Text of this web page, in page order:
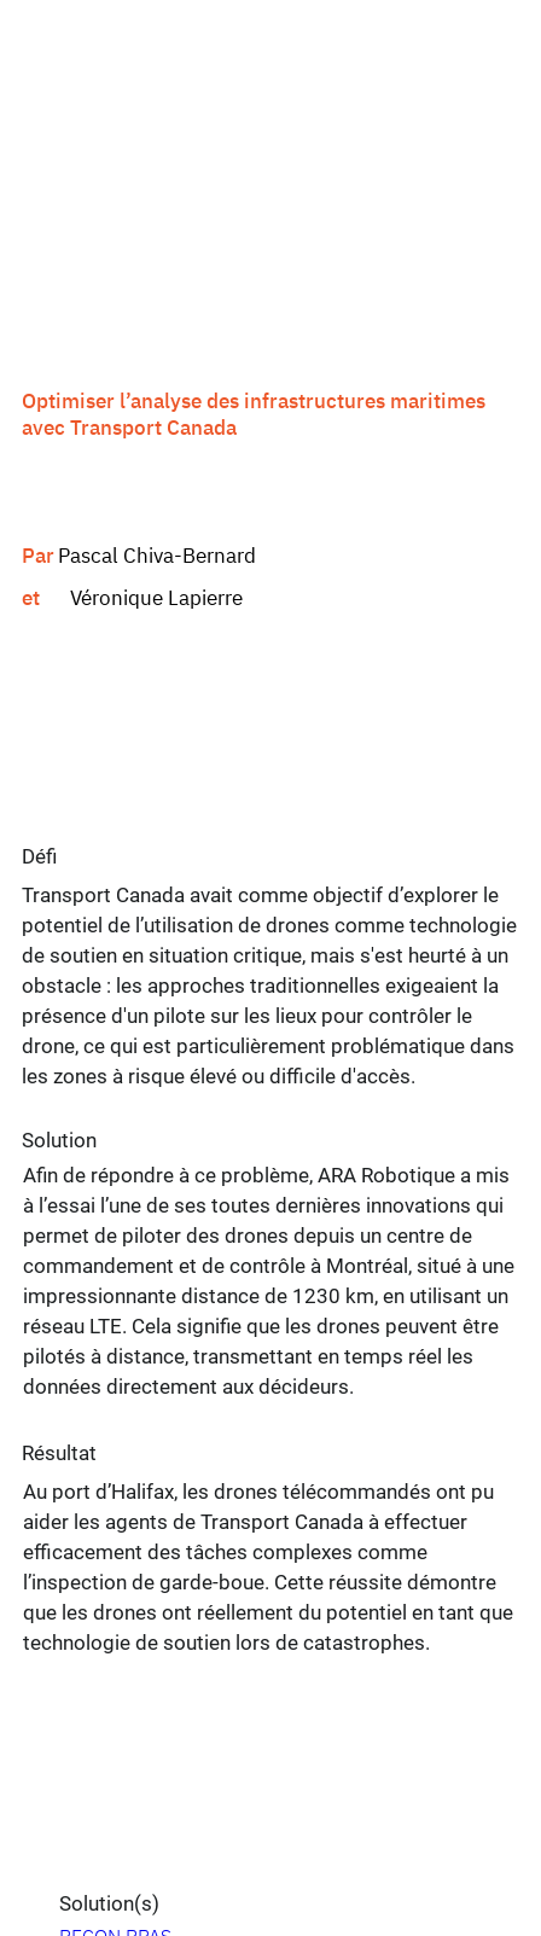
Solution(s)
Défi
Transport Canada avait comme objectif d’explorer le
potentiel de l’utilisation de drones comme technologie
de soutien en situation critique, mais s'est heurté à un
obstacle : les approches traditionnelles exigeaient la
présence d'un pilote sur les lieux pour contrôler le
drone, ce qui est particulièrement problématique dans
les zones à risque élevé ou difficile d'accès.
Solution
Afin de répondre à ce problème, ARA Robotique a mis
à l’essai l’une de ses toutes dernières innovations qui
permet de piloter des drones depuis un centre de
commandement et de contrôle à Montréal, situé à une
impressionnante distance de 1230 km, en utilisant un
réseau LTE. Cela signifie que les drones peuvent être
pilotés à distance, transmettant en temps réel les
données directement aux décideurs.
Résultat
Au port d’Halifax, les drones télécommandés ont pu
aider les agents de Transport Canada à effectuer
efficacement des tâches complexes comme
l’inspection de garde-boue. Cette réussite démontre
que les drones ont réellement du potentiel en tant que
technologie de soutien lors de catastrophes.
Par
Optimiser l’analyse des infrastructures maritimes
avec Transport Canada
Pascal Chiva-Bernard
et
Véronique Lapierre